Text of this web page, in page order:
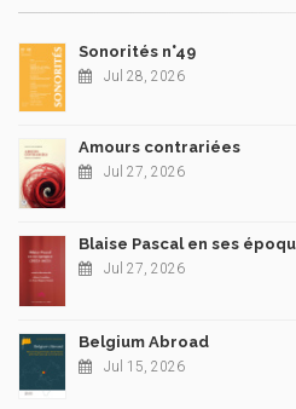
Sonorités n°49
Jul 28, 2026
Amours contrariées
Jul 27, 2026
Blaise Pascal en ses
Jul 27, 2026
Belgium Abroad
Jul 15, 2026